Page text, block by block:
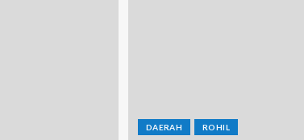
DAERAH ROHIL